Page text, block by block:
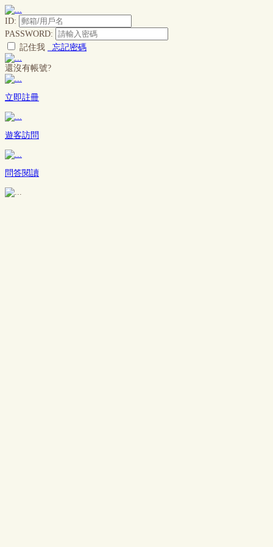
ID:
PASSWORD:
記住我
忘記密碼
還沒有帳號?
立即註冊
遊客訪問
問答閱讀